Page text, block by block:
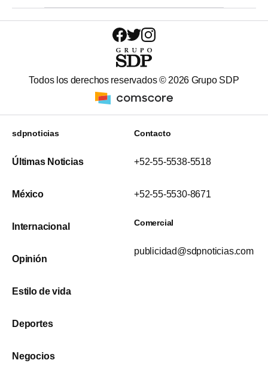
Todos los derechos reservados © 2026 Grupo SDP
sdpnoticias
Últimas Noticias
México
Internacional
Opinión
Estilo de vida
Deportes
Negocios
Contacto
+52-55-5538-5518
+52-55-5530-8671
Comercial
publicidad@sdpnoticias.com